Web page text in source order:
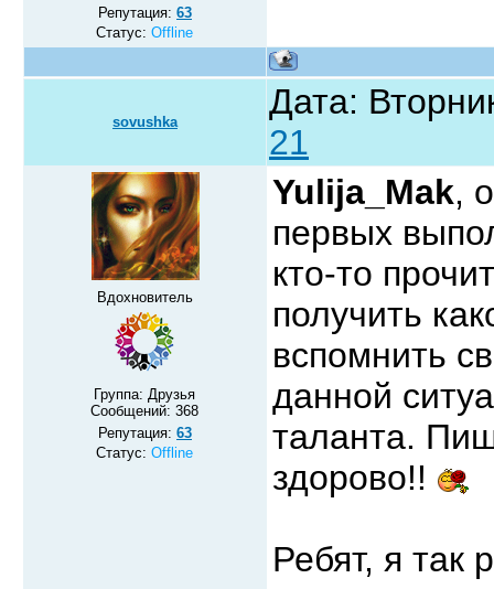
Репутация: 63
Статус:Offline
sovushka
Дата:
21
Вдохновитель
Группа: Друзья
Сообщений:368
Репутация: 63
Статус:Offline
Yulija_Mak,
первых
кто-то
получить
вспомнить
данной
таланта.
здорово!!
Ребят, я так